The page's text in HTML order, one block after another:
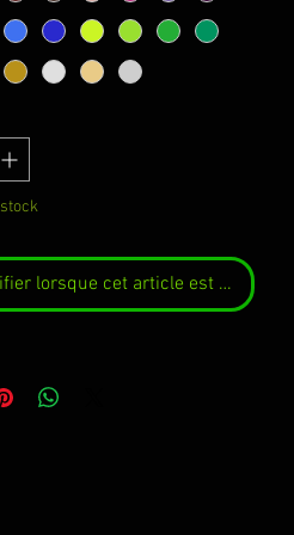
lorsque cet article est disponible